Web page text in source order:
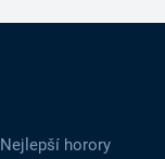
Nejlepší horory